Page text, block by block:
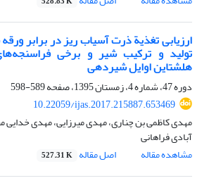
ارزیابی تغذیة ذرت آسیاب ریز در برابر
تولید و ترکیب شیر و برخی
هلشتاین اوایل شیردهی
دوره 47، شماره 4، زمستان 1395، صفحه
589-598
10.22059/ijas.2017.215887.653469
مهدی کاظمی بن چناری، مهدی میرزایی، مهدی
آبادی فراهانی
مشاهده مقاله
اصل مقاله 527.31 K